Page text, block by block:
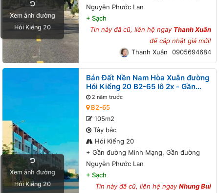
Xem ảnh đường
Hói Kiểng 20
Nguyễn Phước Lan
+ Sạch
Tin này đã cũ, liên hệ ngay Thanh Xuân
để cập nhật giá mới!
Thanh Xuân
0905694684
Xem ảnh đường
Hói Kiểng 20
Bán Đất Nền Nam Hòa Xuân đường
Hói Kiểng 20 B2-65 lô 2x - Gần
đường Minh Mạng, Gần đường
Nguyễn Phước Lan
2 năm trước
B2-65
105m2
Tây bắc
Hói Kiểng 20
+ Gần đường Minh Mạng, Gần đường
Nguyễn Phước Lan
+ Sạch
Tin này đã cũ, liên hệ ngayNhung Bui